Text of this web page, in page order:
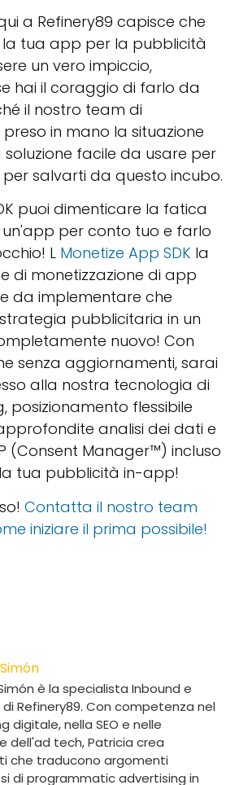
a Refinery89 capisce che
tua app per la pubblicità
un vero impiccio,
hai il coraggio di farlo da
il nostro team di
in mano la situazione
facile da usare per
salvarti da questo incubo.
puoi dimenticare la fatica
per conto tuo e farlo
L Monetize App SDK la
di monetizzazione di app
da implementare che
pubblicitaria in un
nuovo! Con
senza aggiornamenti, sarai
alla nostra tecnologia di
posizionamento flessibile
analisi dei dati e
(Consent Manager™) incluso
tua pubblicità in-app!
Contatta il nostro team
iniziare il prima possibile!
è la specialista Inbound e
Refinery89. Con competenza nel
digitale, nella SEO e nelle
dell'ad tech, Patricia crea
che traducono argomenti
di programmatic advertising in